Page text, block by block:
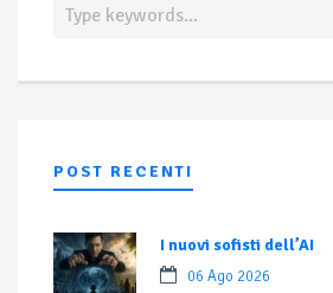
POST RECENTI
I nuovi sofisti dell’AI
06 Ago 2026